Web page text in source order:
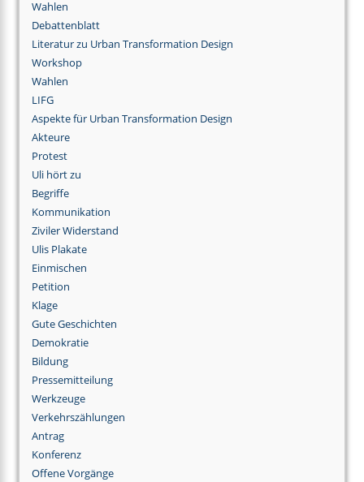
Wahlen
Debattenblatt
Literatur zu Urban Transformation Design
Workshop
Wahlen
LIFG
Aspekte für Urban Transformation Design
Akteure
Protest
Uli hört zu
Begriffe
Kommunikation
Ziviler Widerstand
Ulis Plakate
Einmischen
Petition
Klage
Gute Geschichten
Demokratie
Bildung
Pressemitteilung
Werkzeuge
Verkehrszählungen
Antrag
Konferenz
Offene Vorgänge